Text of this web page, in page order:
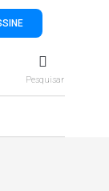
Pesquisar